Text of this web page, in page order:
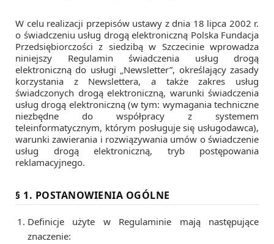
W celu realizacji przepisów ustawy z dnia 18 lipca 2002 r.
o świadczeniu usług drogą elektroniczną Polska Fundacja
Przedsiębiorczości z siedzibą w Szczecinie wprowadza
niniejszy Regulamin świadczenia usług drogą
elektroniczną do usługi „Newsletter”, określający zasady
korzystania z Newslettera, a także zakres usług
świadczonych drogą elektroniczną, warunki świadczenia
usług drogą elektroniczną (w tym: wymagania techniczne
niezbędne do współpracy z systemem
teleinformatycznym, którym posługuje się usługodawca),
warunki zawierania i rozwiązywania umów o świadczenie
usług drogą elektroniczną, tryb postępowania
reklamacyjnego.
§ 1. POSTANOWIENIA OGÓLNE
Definicje użyte w Regulaminie mają następujące
znaczenie: